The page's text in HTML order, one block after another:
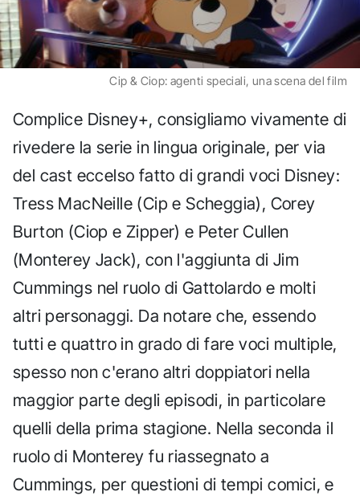
Cip & Ciop: agenti speciali, una scena del film
Complice Disney+, consigliamo vivamente di
rivedere la serie in lingua originale, per via
del cast eccelso fatto di grandi voci Disney:
Tress MacNeille (Cip e Scheggia), Corey
Burton (Ciop e Zipper) e Peter Cullen
(Monterey Jack), con l'aggiunta di Jim
Cummings nel ruolo di Gattolardo e molti
altri personaggi. Da notare che, essendo
tutti e quattro in grado di fare voci multiple,
spesso non c'erano altri doppiatori nella
maggior parte degli episodi, in particolare
quelli della prima stagione. Nella seconda il
ruolo di Monterey fu riassegnato a
Cummings, per questioni di tempi comici, e